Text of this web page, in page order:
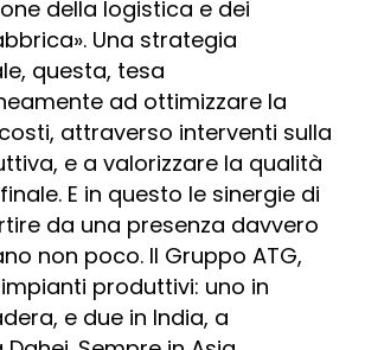
della logistica e dei
Una strategia
questa, tesa
ad ottimizzare la
attraverso interventi sulla
e a valorizzare la qualità
E in questo le sinergie di
da una presenza davvero
non poco. Il Gruppo ATG,
produttivi: uno in
e due in India, a